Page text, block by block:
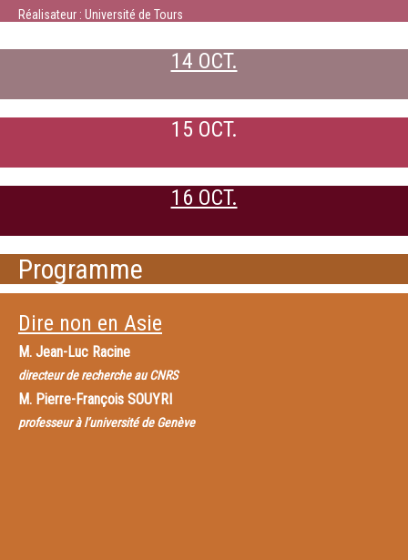
Réalisateur : Université de Tours
14 OCT.
15 OCT.
16 OCT.
Programme
Dire non en Asie
M. Jean-Luc Racine
directeur de recherche au CNRS
M. Pierre-François SOUYRI
professeur à l’université de Genève